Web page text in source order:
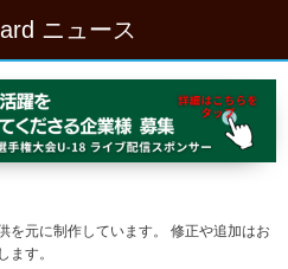
ニュース
を元に制作しています。 修正や追加はお
ます。